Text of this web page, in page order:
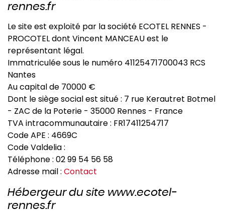
rennes.fr
Le site est exploité par la société ECOTEL RENNES -
PROCOTEL dont Vincent MANCEAU est le
représentant légal.
Immatriculée sous le numéro 41125471700043 RCS
Nantes
Au capital de 70000 €
Dont le siège social est situé : 7 rue Kerautret Botmel
- ZAC de la Poterie - 35000 Rennes - France
TVA intracommunautaire : FR17411254717
Code APE : 4669C
Code Valdelia :
Téléphone : 02 99 54 56 58
Adresse mail : Contact
Hébergeur du site www.ecotel-
rennes.fr